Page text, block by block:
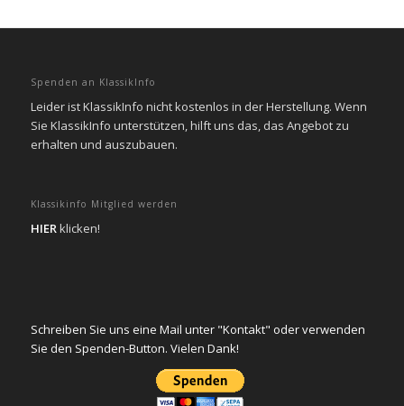
Spenden an KlassikInfo
Leider ist KlassikInfo nicht kostenlos in der Herstellung. Wenn
Sie KlassikInfo unterstützen, hilft uns das, das Angebot zu
erhalten und auszubauen.
Klassikinfo Mitglied werden
HIERklicken!
Schreiben Sie uns eine Mail unter "Kontakt" oder verwenden
Sie den Spenden-Button. Vielen Dank!